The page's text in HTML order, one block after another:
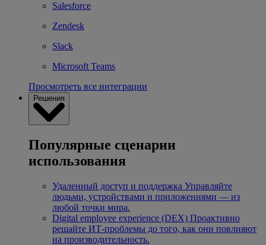
Salesforce
Zendesk
Slack
Microsoft Teams
Просмотреть все интеграции
Решения
Популярные сценарии
использования
Удаленный доступ и поддержка Управляйте
людьми, устройствами и приложениями — из
любой точки мира.
Digital employee experience (DEX) Проактивно
решайте ИТ-проблемы до того, как они повлияют
на производительность.